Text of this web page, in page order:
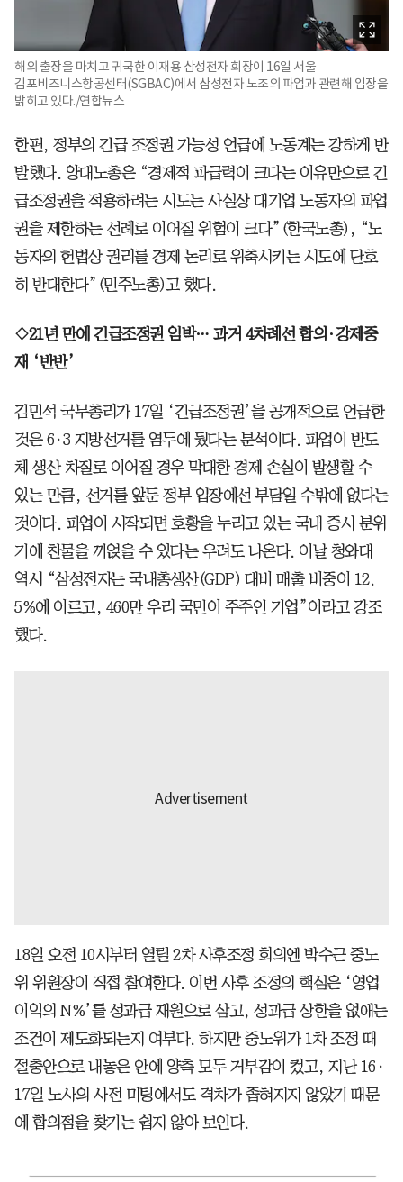
해외 출장을 마치고 귀국한 이재용 삼성전자 회장이 16일 서울
김포비즈니스항공센터(SGBAC)에서 삼성전자 노조의 파업과 관련해 입장을
밝히고 있다./연합뉴스
한편, 정부의 긴급 조정권 가능성 언급에 노동계는 강하게 반
발했다. 양대노총은 “경제적 파급력이 크다는 이유만으로 긴
급조정권을 적용하려는 시도는 사실상 대기업 노동자의 파업
권을 제한하는 선례로 이어질 위험이 크다”(한국노총), “노
동자의 헌법상 권리를 경제 논리로 위축시키는 시도에 단호
히 반대한다”(민주노총)고 했다.
◇21년 만에 긴급조정권 임박… 과거 4차례선 합의·강제중
재 ‘반반’
김민석 국무총리가 17일 ‘긴급조정권’을 공개적으로 언급한
것은 6·3 지방선거를 염두에 뒀다는 분석이다. 파업이 반도
체 생산 차질로 이어질 경우 막대한 경제 손실이 발생할 수
있는 만큼, 선거를 앞둔 정부 입장에선 부담일 수밖에 없다는
것이다. 파업이 시작되면 호황을 누리고 있는 국내 증시 분위
기에 찬물을 끼얹을 수 있다는 우려도 나온다. 이날 청와대
역시 “삼성전자는 국내총생산(GDP) 대비 매출 비중이 12.
5%에 이르고, 460만 우리 국민이 주주인 기업”이라고 강조
했다.
18일 오전 10시부터 열릴 2차 사후조정 회의엔 박수근 중노
위 위원장이 직접 참여한다. 이번 사후 조정의 핵심은 ‘영업
이익의 N%’를 성과급 재원으로 삼고, 성과급 상한을 없애는
조건이 제도화되는지 여부다. 하지만 중노위가 1차 조정 때
절충안으로 내놓은 안에 양측 모두 거부감이 컸고, 지난 16·
17일 노사의 사전 미팅에서도 격차가 좁혀지지 않았기 때문
에 합의점을 찾기는 쉽지 않아 보인다.